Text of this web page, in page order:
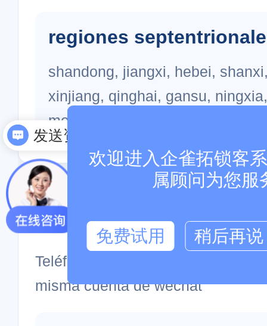
regiones
shandong, jiangxi, hebei,
xinjiang, qinghai, gansu,
mongolia interna, liaoning, jilin,
sra. chen
Teléfono móvil:
misma cuenta de wechat
发送资料
欢迎进入企雀拓锁客
属顾问为您服
免费试用 稍后再说